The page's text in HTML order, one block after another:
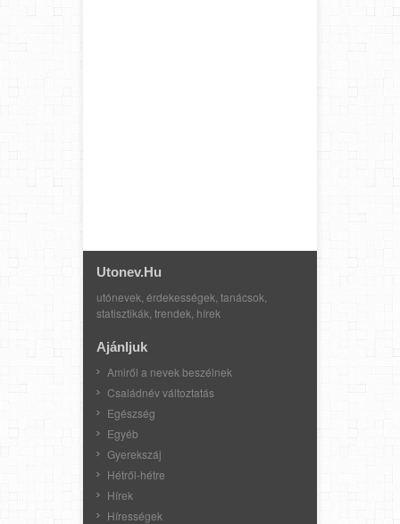
Utonev.hu
utónevek, érdekességek, tanácsok,
statisztikák, trendek, hírek
Ajánljuk
Amiről a nevek beszélnek
Családnév változtatás
Egészség
Egyéb
Gyerekszáj
Hétről-hétre
Hírek
Hírességek